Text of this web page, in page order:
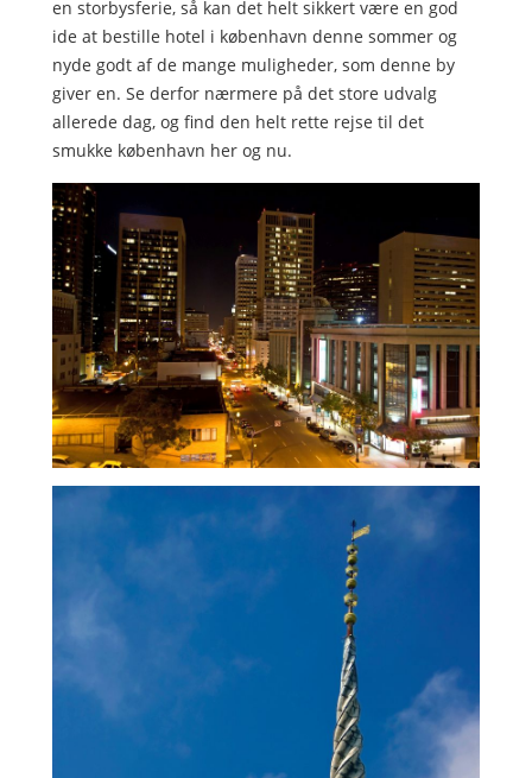
en storbysferie, så kan det helt sikkert være en god
ide at bestille hotel i københavn denne sommer og
nyde godt af de mange muligheder, som denne by
giver en. Se derfor nærmere på det store udvalg
allerede dag, og find den helt rette rejse til det
smukke københavn her og nu.